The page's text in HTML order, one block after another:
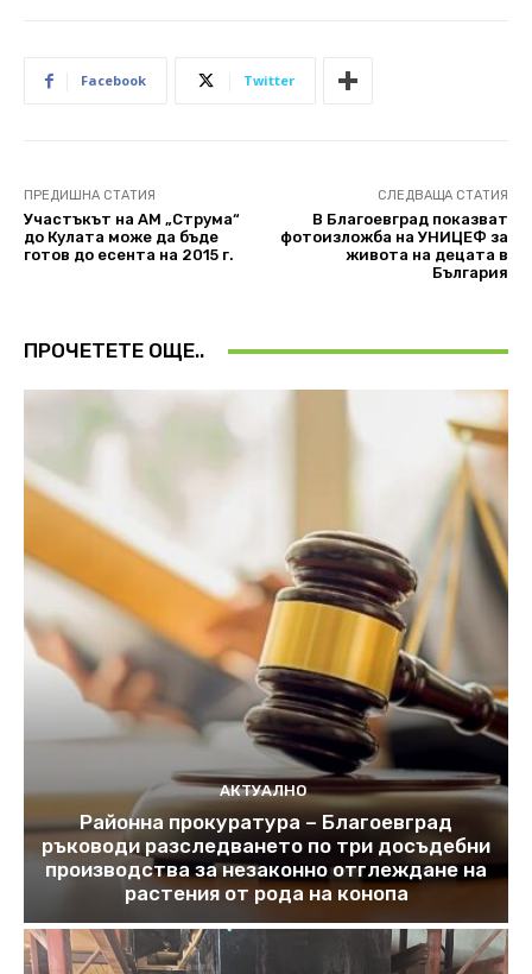
Facebook Twitter
ПРЕДИШНА СТАТИЯ
Участъкът на AM „Струма“
до Кулата може да бъде
готов до есента на 2015 г.
СЛЕДВАЩА СТАТИЯ
В Благоевград показват
фотоизложба на УНИЦЕФ за
живота на децата в
България
ПРОЧЕТЕТЕ ОЩЕ..
АКТУАЛНО
Районна прокуратура – Благоевград
ръководи разследването по три досъдебни
производства за незаконно отглеждане на
растения от рода на конопа